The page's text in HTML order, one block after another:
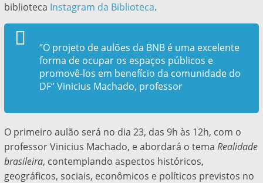
biblioteca Instagram da Biblioteca.
“O projeto de aulões da BNB é uma excelente
forma de ocupar os espaços públicos e
promovê-los em benefício da comunidade do
DF” Vinicius Machado, professor
O primeiro aulão será no dia 23, das 9h às 12h, com o
professor Vinicius Machado, e abordará o tema Realidade
brasileira, contemplando aspectos históricos,
geográficos, sociais, econômicos e políticos previstos no